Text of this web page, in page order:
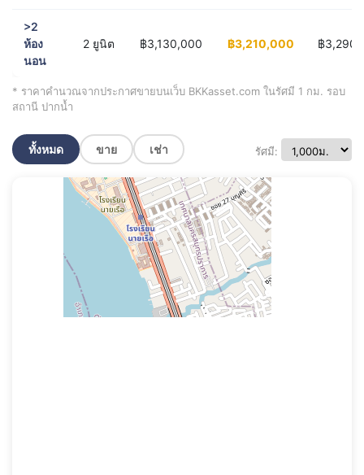
>2
ห้อง
นอน
2 ยูนิต ฿3,130,000 ฿3,210,000 ฿
* ราคาคำนวณจากประกาศขายบนเว็บ BKKasset.com ในรัศมี 1 กม. รอบ
สถานี ปากน้ำ
ทั้งหมด ขาย เช่า รัศมี: